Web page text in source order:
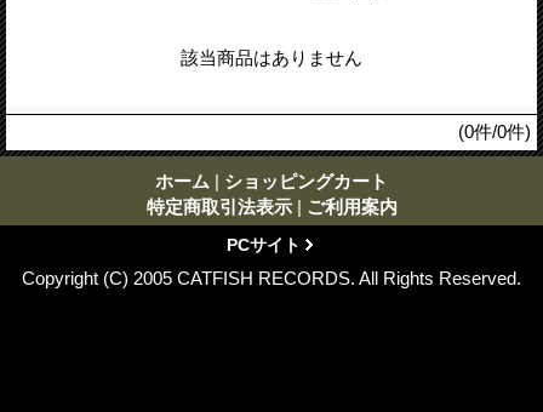
該当商品はありません
(0件/0件)
ホーム | ショッピングカート
特定商取引法表示 | ご利用案内
PCサイト
Copyright (C) 2005 CATFISH RECORDS. All Rights Reserved.